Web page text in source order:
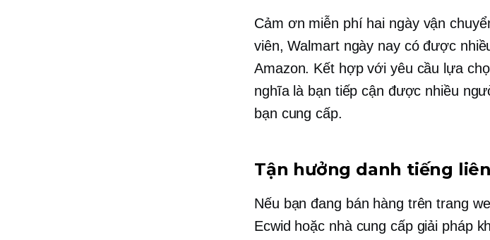
Cảm ơn miễn phí hai ngàyvận
viên, Walmart ngày nay có được
Amazon. Kết hợp với yêu cầu lựa
nghĩa là bạn tiếp cận được nhiều
bạn cung cấp.
Tận hưởng danh tiếng
Nếu bạn đang bán hàng trên trang
Ecwid hoặc nhà cung cấp giải pháp